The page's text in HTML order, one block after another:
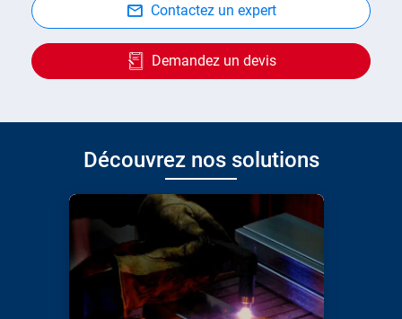
Contactez un expert
Demandez un devis
Découvrez nos solutions